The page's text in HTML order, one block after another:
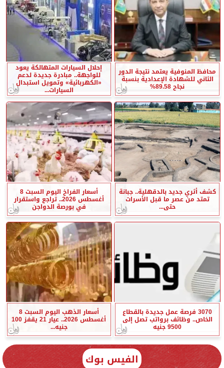
محافظ المنوفية يعتمد نتيجة الدور
الثاني للشهادة الإعدادية بنسبة
نجاح 89.58%
إحلال السيارات المتهالكة يعود
للواجهة.. مبادرة جديدة لدعم
«الكهربائية» وتمويل استبدال
السيارات...
كشف أثري جديد بالدقهلية.. جبانة
تمتد من عصر ما قبل الأسرات
حتى...
أسعار الفراخ اليوم السبت 8
أغسطس 2026.. تراجع واستقرار
في بورصة الدواجن
3070 فرصة عمل جديدة بالقطاع
الخاص.. وظائف برواتب تصل إلى
9500 جنيه
أسعار الذهب اليوم السبت 8
أغسطس 2026.. عيار 21 يقفز 100
جنيه...
الفيس بوك